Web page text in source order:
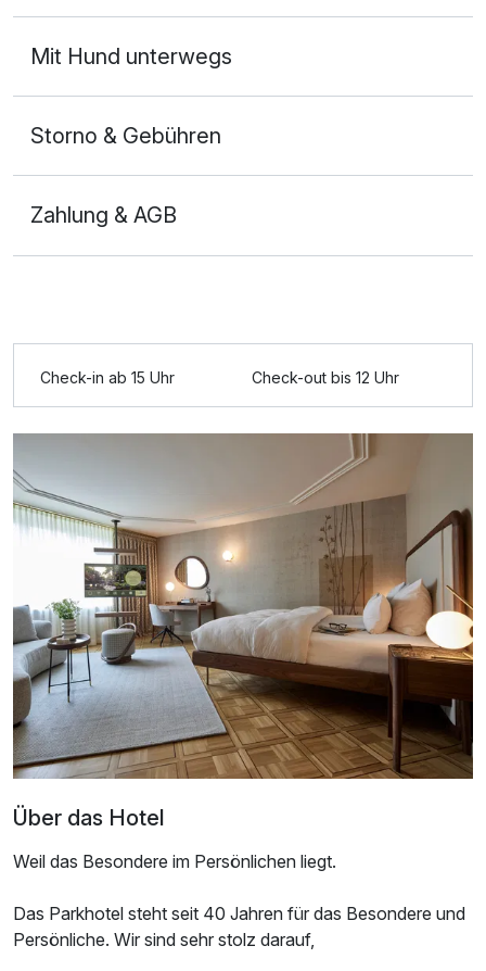
entspannen, da es sehr viele Ruhebereiche und einen
schönen Schwimmteich gab. Besonders hervorheben
möchten wir die Bar des Hotels. Wir haben in dieser
jeden Abend den Tag ausklingen lassen und waren
begeistert von der Auswahl an besonderen Cocktails
verstanden und eine gute Stimmung in der Bar
verbreitet. Wir waren von unserem Aufenthalt so
begeistert, dass wir schon wieder für den Dezember
gebucht haben.
Ausstattung
Für 4 Tage p.P. ab285,00 €
2 Erwachsene
Mit Hund unterwegs
Storno & Gebühren
Zahlung & AGB
Check-in ab 15 Uhr Check-out bis 12 Uhr
Über das Hotel
Weil das Besondere im Persönlichen liegt.
Das Parkhotel steht seit 40 Jahren für das Besondere und
Persönliche. Wir sind sehr stolz darauf,